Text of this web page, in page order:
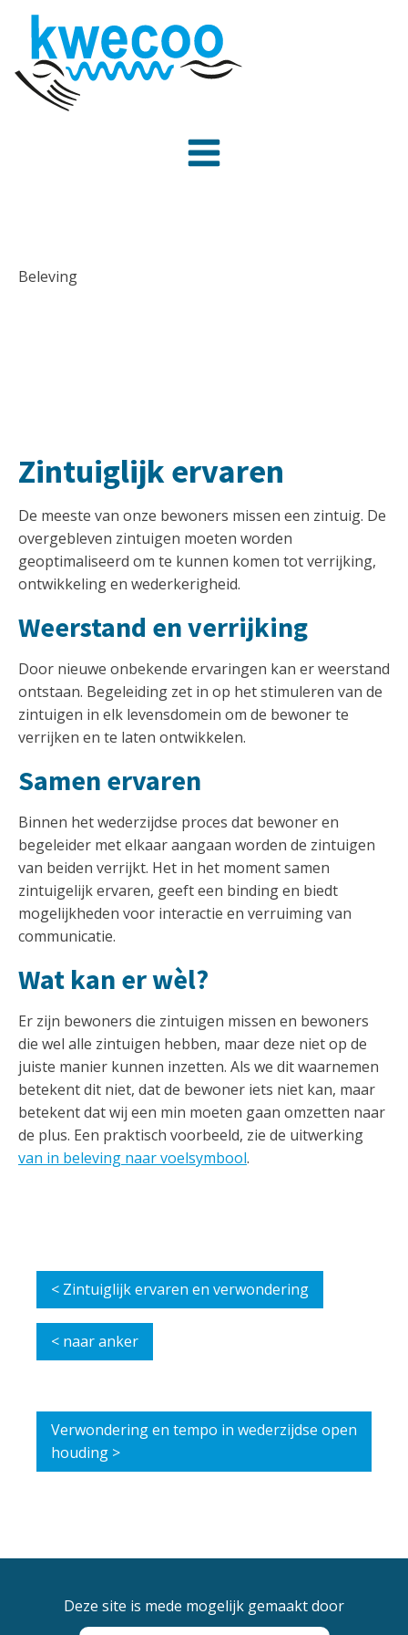
Beleving
Zintuiglijk ervaren
De meeste van onze bewoners missen een zintuig. De
overgebleven zintuigen moeten worden
geoptimaliseerd om te kunnen komen tot verrijking,
ontwikkeling en wederkerigheid.
Weerstand en verrijking
Door nieuwe onbekende ervaringen kan er weerstand
ontstaan. Begeleiding zet in op het stimuleren van de
zintuigen in elk levensdomein om de bewoner te
verrijken en te laten ontwikkelen.
Samen ervaren
Binnen het wederzijdse proces dat bewoner en
begeleider met elkaar aangaan worden de zintuigen
van beiden verrijkt. Het in het moment samen
zintuigelijk ervaren, geeft een binding en biedt
mogelijkheden voor interactie en verruiming van
communicatie.
Wat kan er wèl?
Er zijn bewoners die zintuigen missen en bewoners
die wel alle zintuigen hebben, maar deze niet op de
juiste manier kunnen inzetten. Als we dit waarnemen
betekent dit niet, dat de bewoner iets niet kan, maar
betekent dat wij een min moeten gaan omzetten naar
de plus. Een praktisch voorbeeld, zie de uitwerking
van in beleving naar voelsymbool.
< Zintuiglijk ervaren en verwondering
< naar anker
Verwondering en tempo in wederzijdse open
houding >
Deze site is mede mogelijk gemaakt door